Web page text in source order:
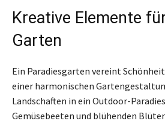
Kreative Elemente
Garten
Ein Paradiesgarten vereint
einer harmonischen
Landschaften in ein Outdoor-
Gemüsebeeten und blühenden